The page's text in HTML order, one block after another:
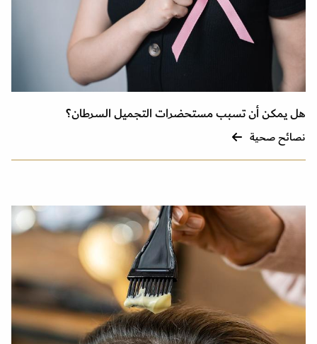
هل يمكن أن تسبب مستحضرات التجميل السرطان؟
نصائح صحية